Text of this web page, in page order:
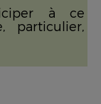
à ce
particulier,